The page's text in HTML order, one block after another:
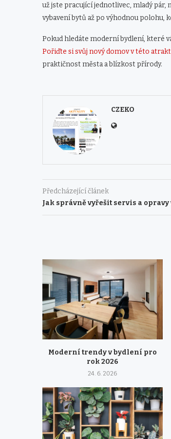
už jste pracující jednotlivec, mladý pár,
vybavení bytů až po výhodnou polohu,
Pokud hledáte moderní bydlení, které
Pořiďte si svůj nový domov v této
praktičnost města a blízkost přírody.
CZEKO
Předcházející článek
Jak správně vyřešit servis a opravy
Moderní trendy v bydlení pro
rok 2026
24. 6. 2026